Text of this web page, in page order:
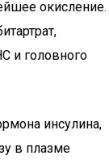
окисление.
и головного
инсулина,
в плазме